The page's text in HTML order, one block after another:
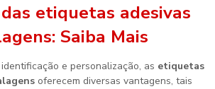
etiquetas adesivas
: Saiba Mais
e personalização, as etiquetas
oferecem diversas vantagens, tais